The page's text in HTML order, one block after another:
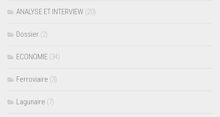
ANALYSE ET INTERVIEW (20)
Dossier (2)
ECONOMIE (34)
Ferroviaire (3)
Lagunaire (7)